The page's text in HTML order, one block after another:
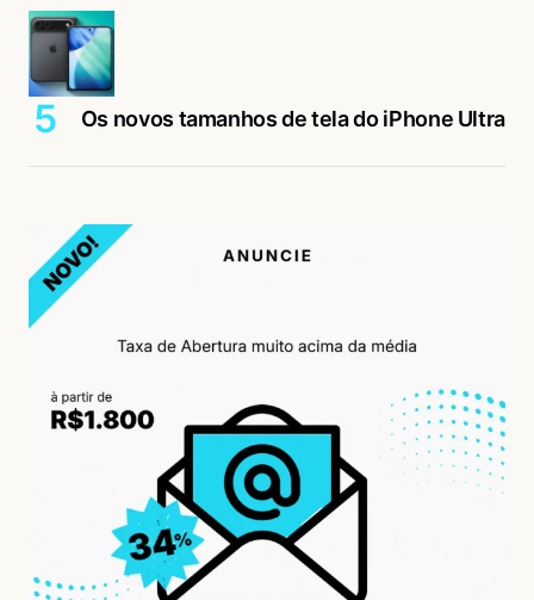
Macelo Costa
07/03/2017 às 2:28 PM
Dyego Abrantes
Acesse para responder
É desse jeito, eu como uma melancia ,
aquela lá, Macelo Costa, que queria voltar às
origens
Acesse para responder
Reinaldo Quaresma
Acesse para responder
Os novos tamanhos de tela do iPhone Ultra